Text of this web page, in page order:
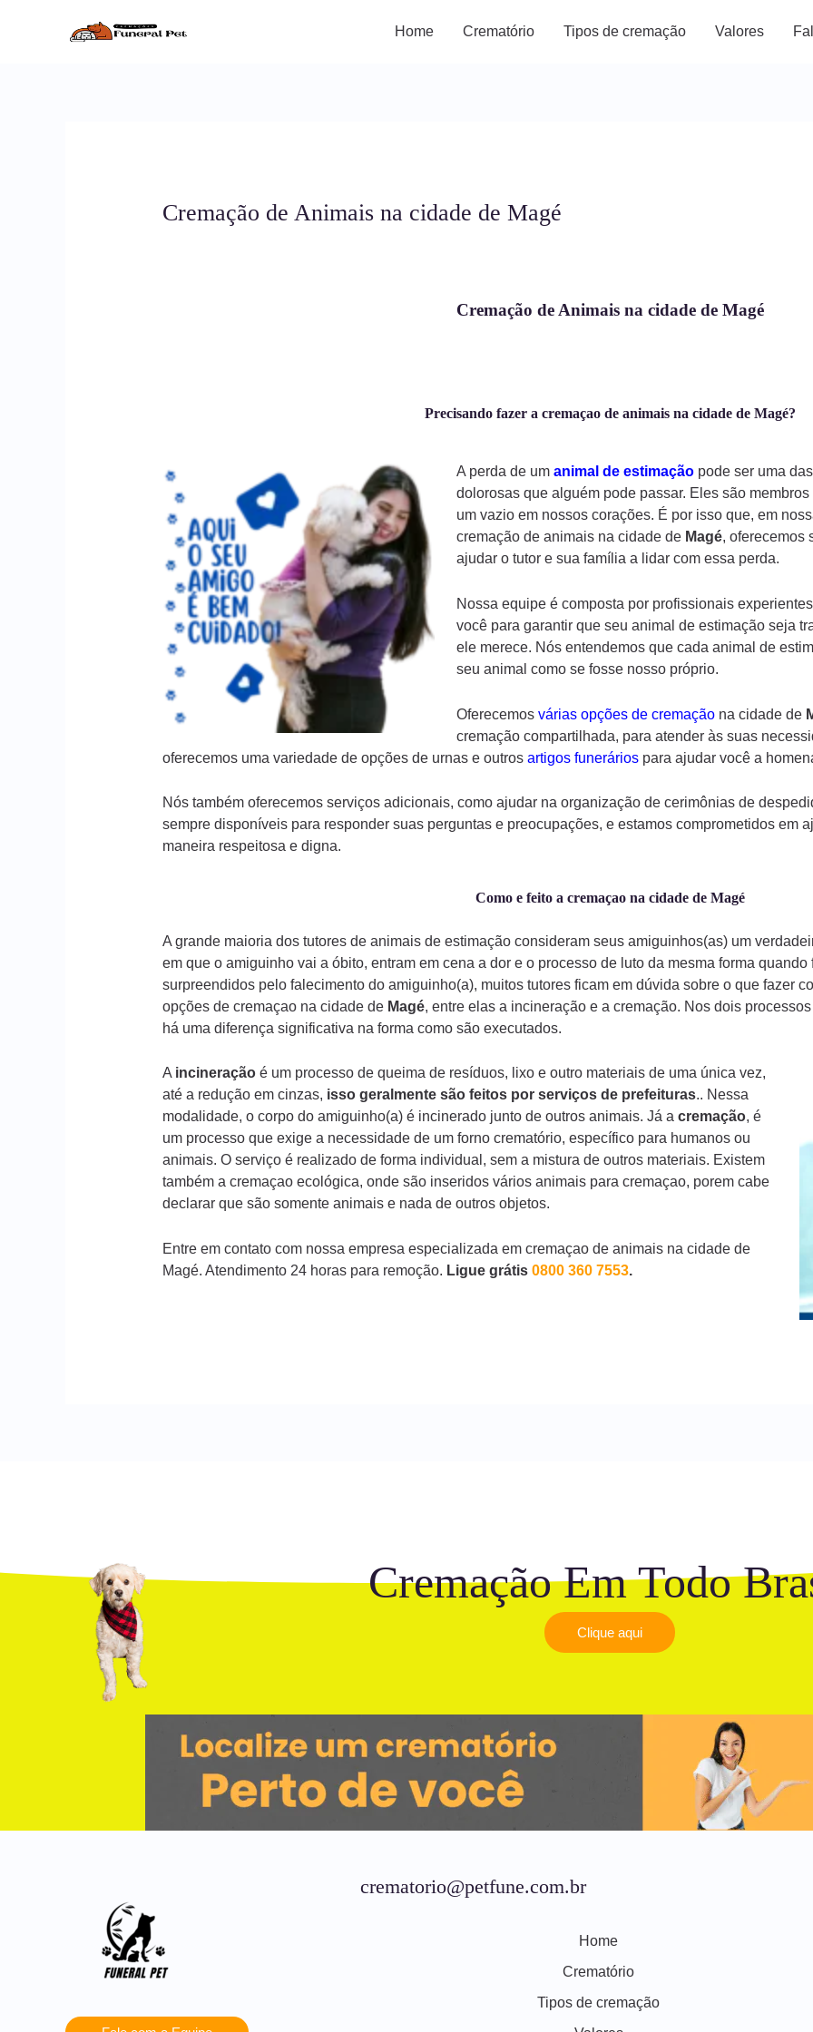
Home Crematório Tipos de cremação Valores
Cremação de Animais na cidade de Magé
Cremação de Animais na cidade de Magé
Precisando fazer a cremaçao de animais na cidade de Magé?
A perda de um animal de estimaçãopode ser uma
dolorosas que alguém pode passar. Eles são
um vazio em nossos corações. É por isso que, em
cremação de animais na cidade de Magé, oferecemos
ajudar o tutor e sua família a lidar com essa perda.
Nossa equipe é composta por profissionais
você para garantir que seu animal de estimação seja
ele merece. Nós entendemos que cada animal de
seu animal como se fosse nosso próprio.
Oferecemos várias opções de cremaçãona cidade de
cremação compartilhada, para atender às suas
oferecemos uma variedade de opções de urnas e outros artigos funeráriospara ajudar você a
Nós também oferecemos serviços adicionais, como ajudar na organização de cerimônias de
sempre disponíveis para responder suas perguntas e preocupações, e estamos comprometidos em
maneira respeitosa e digna.
Como e feito a cremaçao na cidade de Magé
A grande maioria dos tutores de animais de estimação consideram seus amiguinhos(as) um
em que o amiguinho vai a óbito, entram em cena a dor e o processo de luto da mesma forma
surpreendidos pelo falecimento do amiguinho(a), muitos tutores ficam em dúvida sobre o que fazer
opções de cremaçao na cidade de Magé, entre elas a incineração e a cremação. Nos dois
há uma diferença significativa na forma como são executados.
A incineraçãoé um processo de queima de resíduos, lixo e outro materiais de uma única vez,
até a redução em cinzas, isso geralmente são feitos por serviços de prefeituras.. Nessa
modalidade, o corpo do amiguinho(a) é incinerado junto de outros animais. Já a cremação, é
um processo que exige a necessidade de um forno crematório, específico para humanos ou
animais. O serviço é realizado de forma individual, sem a mistura de outros materiais. Existem
também a cremaçao ecológica, onde são inseridos vários animais para cremaçao, porem cabe
declarar que são somente animais e nada de outros objetos.
Entre em contato com nossa empresa especializada em cremaçao de animais na cidade de
Magé. Atendimento 24 horas para remoção. Ligue grátis 0800 360 7553.
Cremação Em Todo
Clique aqui
crematorio@petfune.com.br
Home
Crematório
Tipos de cremação